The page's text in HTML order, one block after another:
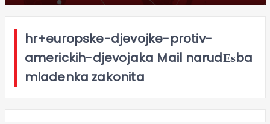
hr+europske-djevojke-protiv-
americkih-djevojaka Mail narudЕѕba
mladenka zakonita